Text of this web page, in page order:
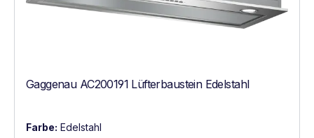
Gaggenau AC200191 Lüfterbaustein Edelstahl
Farbe: Edelstahl